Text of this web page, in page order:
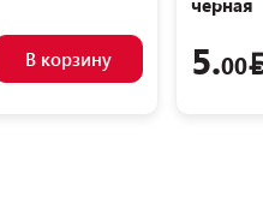
В корзину
черная
5.00